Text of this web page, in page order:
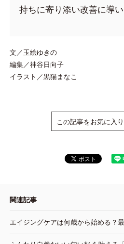
持ちに寄り添い改善に導い
文／玉絵ゆきの
編集／神谷日向子
イラスト／黒猫まなこ
この記事をお気に入
関連記事
エイジングケアは何歳から始める？